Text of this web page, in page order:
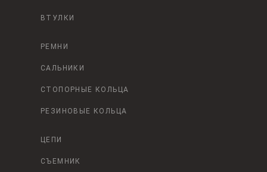
ВТУЛКИ
РЕМНИ
САЛЬНИКИ
СТОПОРНЫЕ КОЛЬЦА
РЕЗИНОВЫЕ КОЛЬЦА
ЦЕПИ
СЪЕМНИК